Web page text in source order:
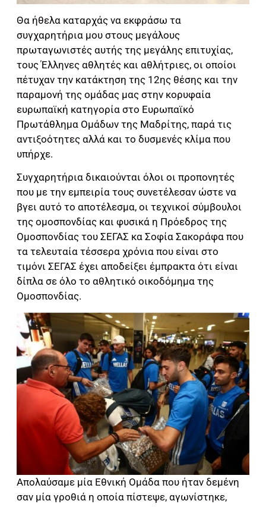
Θα ήθελα καταρχάς να εκφράσω τα
συγχαρητήρια μου στους μεγάλους
πρωταγωνιστές αυτής της μεγάλης επιτυχίας,
τους Έλληνες αθλητές και αθλήτριες, οι οποίοι
πέτυχαν την κατάκτηση της 12ης θέσης και την
παραμονή της ομάδας μας στην κορυφαία
ευρωπαϊκή κατηγορία στο Ευρωπαϊκό
Πρωτάθλημα Ομάδων της Μαδρίτης, παρά τις
αντιξοότητες αλλά και το δυσμενές κλίμα που
υπήρχε.
Συγχαρητήρια δικαιούνται όλοι οι προπονητές
που με την εμπειρία τους συνετέλεσαν ώστε να
βγει αυτό το αποτέλεσμα, οι τεχνικοί σύμβουλοι
της ομοσπονδίας και φυσικά η Πρόεδρος της
Ομοσπονδίας του ΣΕΓΑΣ κα Σοφία Σακοράφα που
τα τελευταία τέσσερα χρόνια που είναι στο
τιμόνι ΣΕΓΑΣ έχει αποδείξει έμπρακτα ότι είναι
δίπλα σε όλο το αθλητικό οικοδόμημα της
Ομοσπονδίας.
Απολαύσαμε μία Εθνική Ομάδα που ήταν δεμένη
σαν μία γροθιά η οποία πίστεψε, αγωνίστηκε,